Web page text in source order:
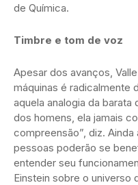
de Química.
Timbre e tom de voz
Apesar dos avanços,
máquinas é radicalmente
aquela analogia da
dos homens, ela jamais
compreensão”, diz.
pessoas poderão se
entender seu
Einstein sobre o universo